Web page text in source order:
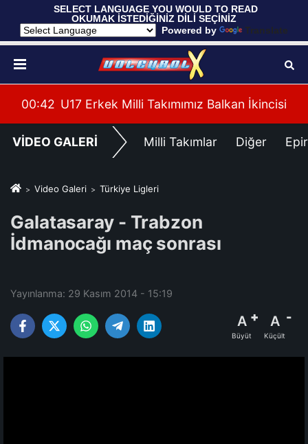
SELECT LANGUAGE YOU WOULD TO READ
OKUMAK İSTEDİĞİNİZ DİLİ SEÇİNİZ
Powered by
Translate
Etti
00:42 U17 Erkek Milli Takımımız Balkan İkincisi
VİDEO GALERİ Milli Takımlar Diğer
Video Galeri Türkiye Ligleri
Galatasaray - Trabzon
İdmanocağı maç sonrası
Yayınlanma: 29 Kasım 2014 - 15:19
A
Büyüt
A
Küçült